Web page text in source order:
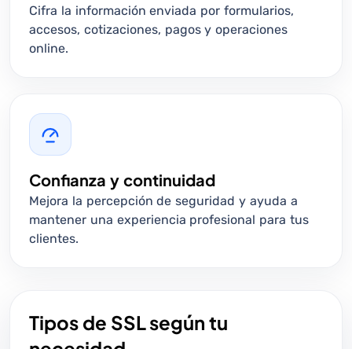
Cifra la información enviada por formularios,
accesos, cotizaciones, pagos y operaciones
online.
Confianza y continuidad
Mejora la percepción de seguridad y ayuda a
mantener una experiencia profesional para tus
clientes.
Tipos de SSL según tu